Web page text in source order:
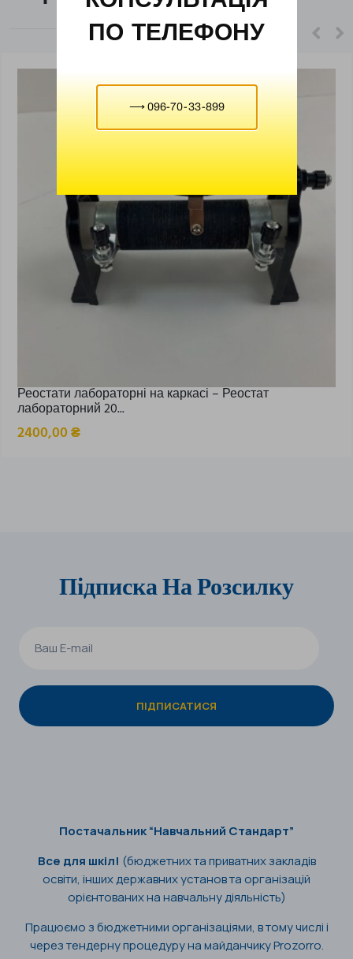
Реостати лабораторні на каркасі – Реостат
лабораторний 20...
2400,00₴
Підписка На Розсилку
Постачальник “Навчальний Стандарт”
Все для шкіл! (бюджетних та приватних закладів
освіти, інших державних установ та організацій
орієнтованих на навчальну діяльність)
Працюємо з бюджетними організаціями, в тому числі і
через тендерну процедуру на майданчику Prozorro.
ПО ТЕЛЕФОНУ
⟶ 096-70-33-899